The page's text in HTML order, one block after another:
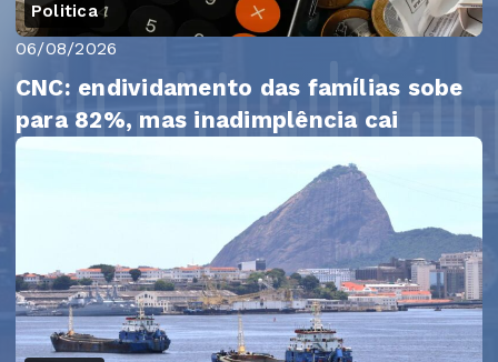
Politica
06/08/2026
CNC: endividamento das famílias sobe
para 82%, mas inadimplência cai